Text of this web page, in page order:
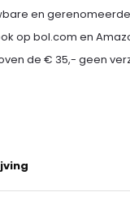
en
op bol.com en
de € 35,- geen